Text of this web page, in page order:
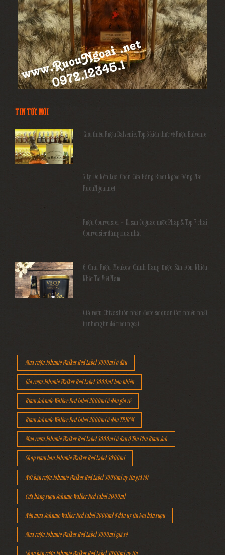
TIN TỨC MỚI
Giới thiệu Rượu Balvenie, Top 6 kiến thức về Rượu Balvenie
5 Lý Do Nên Lựa Chọn Cửa Hàng Rượu Ngoại Đồng Nai –
RuouNgoai.net
Rượu Courvoisier – Di sản Cognac nước Pháp & Top 7 chai
Courvoisier đáng mua nhất
6 Chai Rượu Meukow Chính Hãng Được Săn Đón Nhiều
Nhất Tại Việt Nam
Giá rượu Chivas luôn nhận được sự quan tâm nhiều nhất
từ những tín đồ rượu ngoại
Mua rượu Johnnie Walker Red Label 3000ml ở đâu
Giá rượu Johnnie Walker Red Label 3000ml bao nhiêu
Rượu Johnnie Walker Red Label 3000ml ở đâu giá rẻ
Rượu Johnnie Walker Red Label 3000ml ở đâu TP.HCM
Mua rượu Johnnie Walker Red Label 3000ml ở đâu Q.Tân Phú Rượu Joh
Shop rượu bán Johnnie Walker Red Label 3000ml
Nơi bán rượu Johnnie Walker Red Label 3000ml uy tín giá tốt
Cửa hàng rượu Johnnie Walker Red Label 3000ml
Nên mua Johnnie Walker Red Label 3000ml ở đâu uy tín Nơi bán rượu
Mua rượu Johnnie Walker Red Label 3000ml giá rẻ